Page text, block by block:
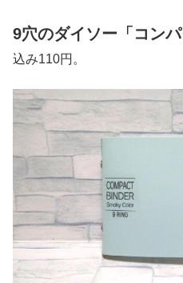
9穴のダイソー「コンパ
込み110円。